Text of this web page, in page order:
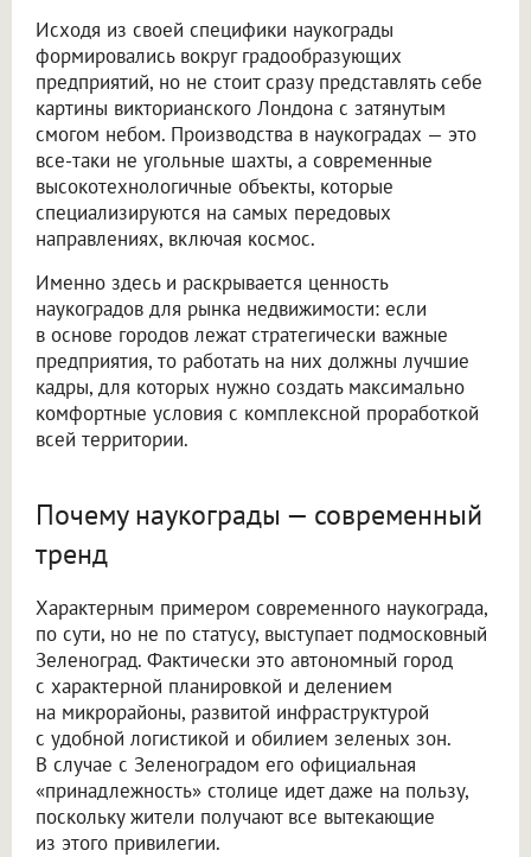
Исходя из своей специфики наукограды
формировались вокруг градообразующих
предприятий, но не стоит сразу представлять себе
картины викторианского Лондона с затянутым
смогом небом. Производства в наукоградах — это
все-таки не угольные шахты, а современные
высокотехнологичные объекты, которые
специализируются на самых передовых
направлениях, включая космос.
Именно здесь и раскрывается ценность
наукоградов для рынка недвижимости: если
в основе городов лежат стратегически важные
предприятия, то работать на них должны лучшие
кадры, для которых нужно создать максимально
комфортные условия с комплексной проработкой
всей территории.
Почему наукограды — современный
тренд
Характерным примером современного наукограда,
по сути, но не по статусу, выступает подмосковный
Зеленоград. Фактически это автономный город
с характерной планировкой и делением
на микрорайоны, развитой инфраструктурой
с удобной логистикой и обилием зеленых зон.
В случае с Зеленоградом его официальная
«принадлежность» столице идет даже на пользу,
поскольку жители получают все вытекающие
из этого привилегии.